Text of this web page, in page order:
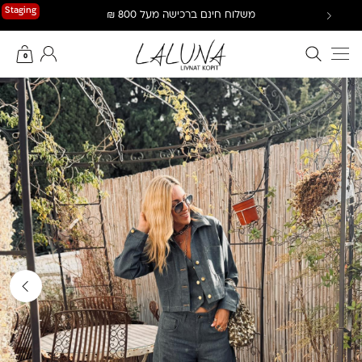
Staging משלוח חינם ברכישה מעל 800 ₪
חיפוש באתר
0
החשבון שלי